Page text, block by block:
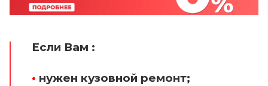
Если Вам :
• нужен кузовной ремонт;